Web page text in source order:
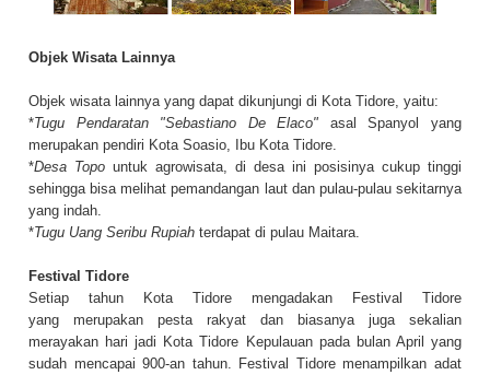
Objek Wisata Lainnya
Objek wisata lainnya yang dapat dikunjungi di Kota Tidore, yaitu:
*Tugu Pendaratan "Sebastiano De Elaco" asal Spanyol yang
merupakan pendiri Kota Soasio, Ibu Kota Tidore.
*Desa Topo untuk agrowisata, di desa ini posisinya cukup tinggi
sehingga bisa melihat pemandangan laut dan pulau-pulau sekitarnya
yang indah.
*Tugu Uang Seribu Rupiah terdapat di pulau Maitara.
Festival Tidore
Setiap tahun Kota Tidore mengadakan Festival Tidore
yang merupakan pesta rakyat dan biasanya juga sekalian
merayakan hari jadi Kota Tidore Kepulauan pada bulan April yang
sudah mencapai 900-an tahun. Festival Tidore menampilkan adat